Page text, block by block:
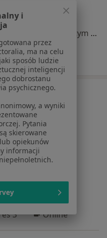
Mapa
Specjalista nie oferuje umawiania online pod tym adresem.
3 Online
i
przez
ma na celu
sposób ludzie
inteligencji
dobrostanu
psychicznego.
a wyniki
Pytania
skierowane
opiekunów
informacji